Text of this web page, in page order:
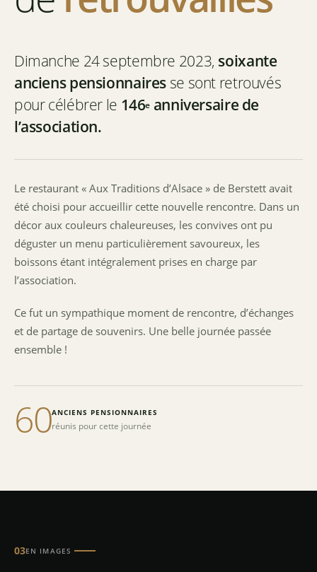
Dimanche 24 septembre 2023, soixante
anciens pensionnairesse sont retrouvés
pour célébrer le 146e anniversaire de
l’association.
Le restaurant « Aux Traditions d’Alsace » de Berstett avait
été choisi pour accueillir cette nouvelle rencontre. Dans un
décor aux couleurs chaleureuses, les convives ont pu
déguster un menu particulièrement savoureux, les
boissons étant intégralement prises en charge par
l’association.
Ce fut un sympathique moment de rencontre, d’échanges
et de partage de souvenirs. Une belle journée passée
ensemble !
60ANCIENS PENSIONNAIRES
réunis pour cette journée
03EN IMAGES